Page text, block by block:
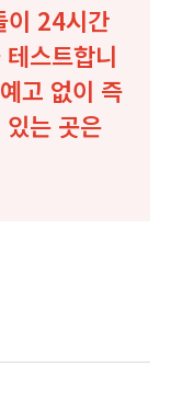
이 24시간
스트합니
고 없이 즉
는 곳은